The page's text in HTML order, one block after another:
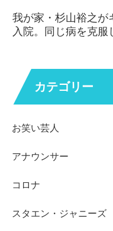
我が家・杉山裕之が
入院。同じ病を克服
カテゴリー
お笑い芸人
アナウンサー
コロナ
スタエン・ジャニーズ